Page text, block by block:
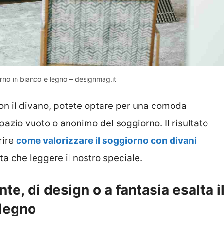
in bianco e legno – designmag.it
il divano, potete optare per una comoda
vuoto o anonimo del soggiorno. Il risultato
come valorizzare il soggiorno con divani
che leggere il nostro speciale.
di design o a fantasia esalta il